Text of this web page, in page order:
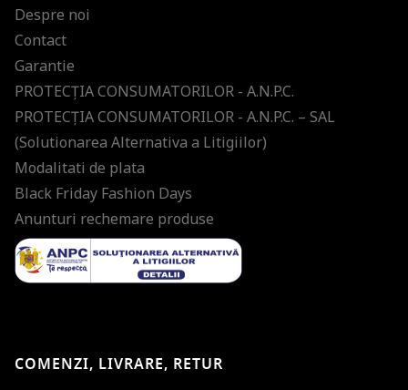
Despre noi
Contact
Garantie
PROTECŢIA CONSUMATORILOR - A.N.P.C.
PROTECŢIA CONSUMATORILOR - A.N.P.C. – SAL
(Solutionarea Alternativa a Litigiilor)
Modalitati de plata
Black Friday Fashion Days
Anunturi rechemare produse
COMENZI, LIVRARE, RETUR